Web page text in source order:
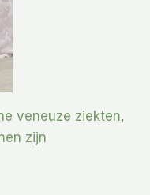
veneuze ziekten,
zijn